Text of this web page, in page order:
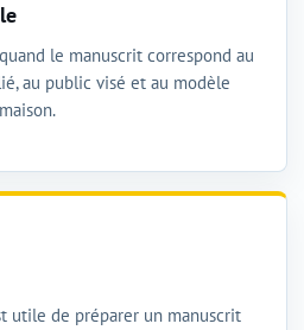
le manuscrit correspond au
au public visé et au modèle
utile de préparer un manuscrit